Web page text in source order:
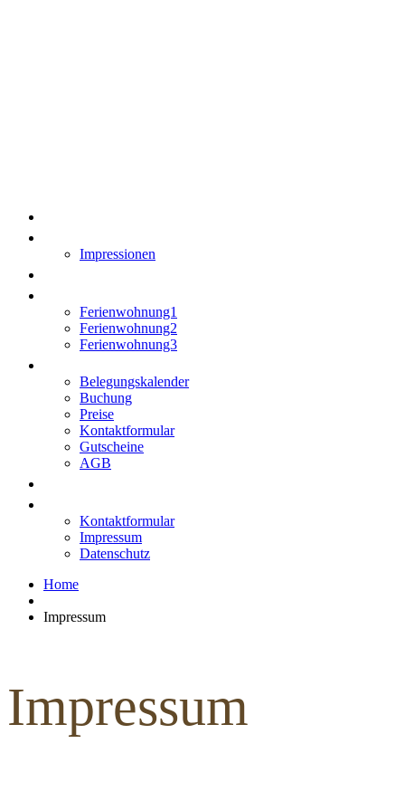
Impressionen
Ferienwohnung1
Ferienwohnung2
Ferienwohnung3
Belegungskalender
Buchung
Preise
Kontaktformular
Gutscheine
AGB
Kontaktformular
Impressum
Datenschutz
Home
Impressum
Impressum